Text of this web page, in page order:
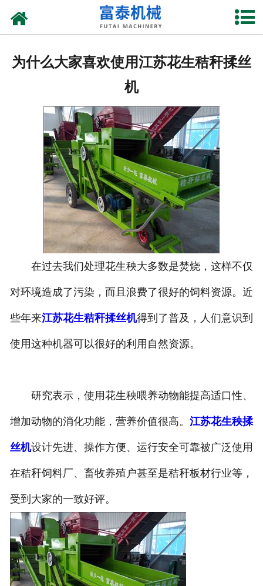
资质荣誉
新闻中心
厂房设备
联系我们
为什么大家喜欢使用江苏花生秸秆揉丝
机
在过去我们处理花生秧大多数是焚烧，这样不仅
对环境造成了污染，而且浪费了很好的饲料资源。近
些年来江苏花生秸秆揉丝机得到了普及，人们意识到
使用这种机器可以很好的利用自然资源。
研究表示，使用花生秧喂养动物能提高适口性、
增加动物的消化功能，营养价值很高。 江苏花生秧揉
丝机设计先进、操作方便、运行安全可靠被广泛使用
在秸秆饲料厂、畜牧养殖户甚至是秸秆板材行业等，
受到大家的一致好评。